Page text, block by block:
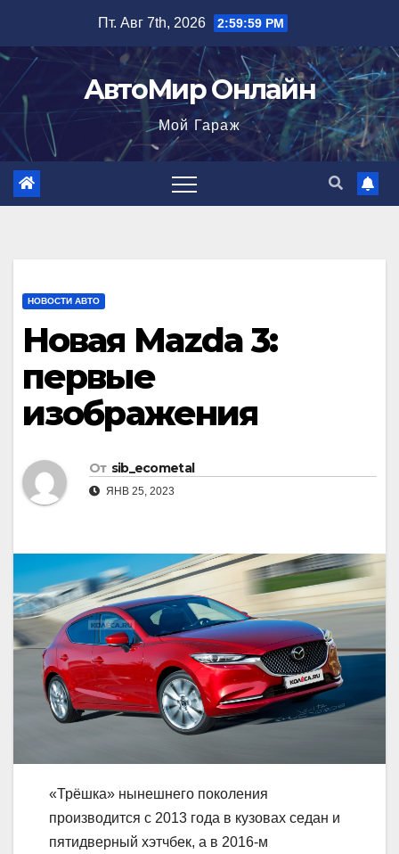
содержимому
Пт. Авг 7th, 2026 3:00:01 PM
АвтоМир Онлайн
Мой Гараж
НОВОСТИ АВТО
Новая Mazda 3:
первые
изображения
От sib_ecometal
ЯНВ 25, 2023
«Трёшка» нынешнего поколения
производится с 2013 года в кузовах седан и
пятидверный хэтчбек, а в 2016-м